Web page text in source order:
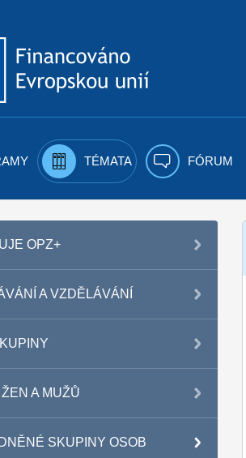
TÉMATA FÓRUM
OPZ+
A VZDĚLÁVÁNÍ
A MUŽŮ
SKUPINY OSOB